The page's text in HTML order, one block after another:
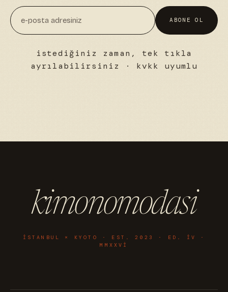
ABONE OL
istediğiniz zaman, tek tıkla
ayrılabilirsiniz · kvkk uyumlu
kimonomodasi
ISTANBUL × KYOTO · EST. 2023 · ED. IV ·
MMXXVI